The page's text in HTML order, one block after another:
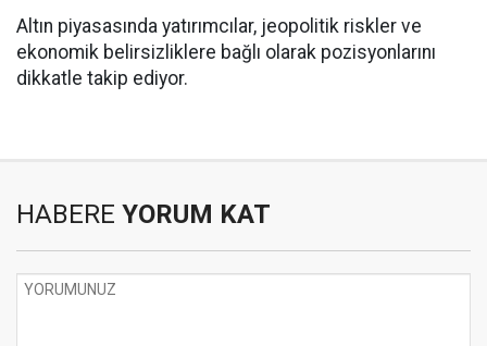
Altın piyasasında yatırımcılar, jeopolitik riskler ve
ekonomik belirsizliklere bağlı olarak pozisyonlarını
dikkatle takip ediyor.
HABERE YORUM KAT